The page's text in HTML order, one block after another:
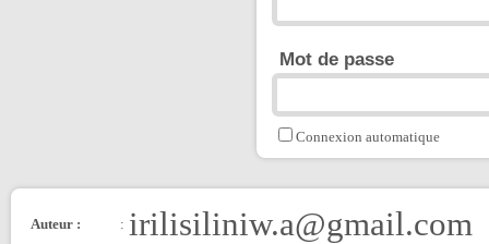
Mot de passe
Connexion automatique
Auteur : : irilisiliniw.a@gmail.com